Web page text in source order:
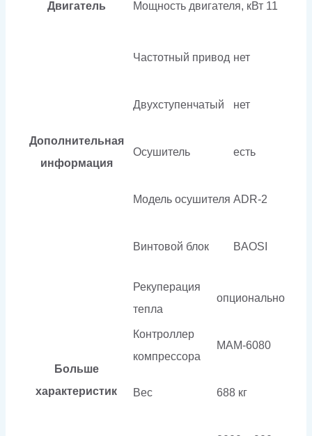
Двигатель Мощность двигателя, кВт 11
Дополнительная
информация
Частотный привод нет
Двухступенчатый нет
Осушитель есть
Модель осушителя ADR-2
Винтовой блок BAOSI
Больше
характеристик
Рекуперация
тепла
опционально
Контроллер
компрессора
МАМ-6080
Вес 688 кг